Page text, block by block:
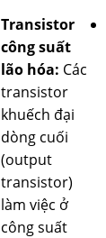
Transistor
công suất
lão hóa: Các
transistor
khuếch đại
dòng cuối
(output
transistor)
làm việc ở
công suất